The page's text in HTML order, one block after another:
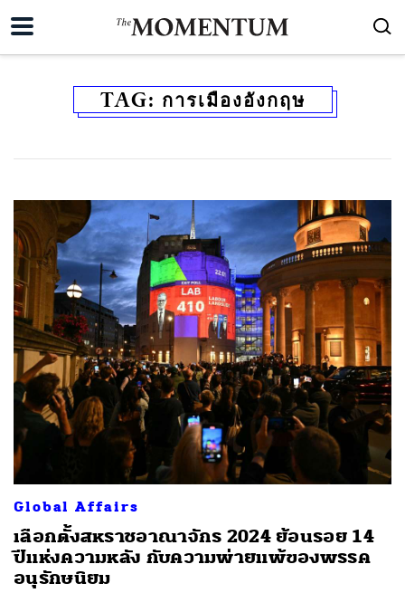
TAG: การเมืองอังกฤษ
Global Affairs
เลือกตั้งสหราชอาณาจักร 2024 ย้อนรอย 14
ปีแห่งความหลัง กับความพ่ายแพ้ของพรรค
อนุรักษนิยม